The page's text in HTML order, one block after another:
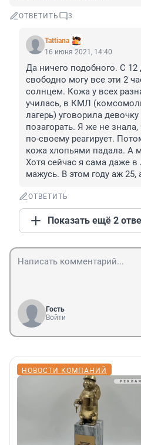
ОТВЕТИТЬ 3
Tattiana
16 июня 2021, 14:40
Да ничего подобного. С
свободно могу все эти 2
солнцем. Кожа у всех
училась, в КМЛ
лагерь) уговорила
позагорать. Я же не
по-своему реагирует.
кожа хлопьями падала. А
Хотя сейчас я сама даже
мажусь. В этом году аж 25,
ОТВЕТИТЬ
Показать ещё 2
Гость
Войти
НОВОСТИ КОМПАНИЙ